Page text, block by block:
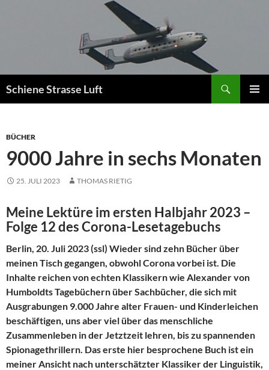
Schiene Strasse Luft
BÜCHER
9000 Jahre in sechs Monaten
25. JULI 2023 THOMAS RIETIG
Meine Lektüre im ersten Halbjahr 2023 –
Folge 12 des Corona-Lesetagebuchs
Berlin, 20. Juli 2023 (ssl) Wieder sind zehn Bücher über
meinen Tisch gegangen, obwohl Corona vorbei ist. Die
Inhalte reichen von echten Klassikern wie Alexander von
Humboldts Tagebüchern über Sachbücher, die sich mit
Ausgrabungen 9.000 Jahre alter Frauen- und Kinderleichen
beschäftigen, uns aber viel über das menschliche
Zusammenleben in der Jetztzeit lehren, bis zu spannenden
Spionagethrillern. Das erste hier besprochene Buch ist ein
meiner Ansicht nach unterschätzter Klassiker der Linguistik,